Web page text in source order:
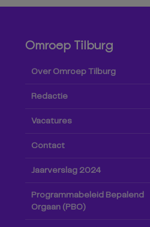
Omroep Tilburg
Over Omroep Tilburg
Redactie
Vacatures
Contact
Jaarverslag 2024
Programmabeleid Bepalend
Orgaan (PBO)